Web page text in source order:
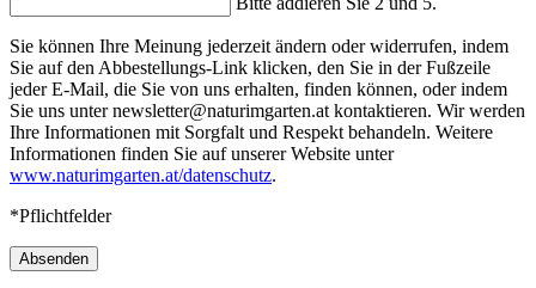
Sie können Ihre Meinung jederzeit ändern oder widerrufen, indem
Sie auf den Abbestellungs-Link klicken, den Sie in der Fußzeile
jeder E-Mail, die Sie von uns erhalten, finden können, oder indem
Sie uns unter newsletter@naturimgarten.at kontaktieren. Wir werden
Ihre Informationen mit Sorgfalt und Respekt behandeln. Weitere
Informationen finden Sie auf unserer Website unter
www.naturimgarten.at/datenschutz.
*Pflichtfelder
Absenden